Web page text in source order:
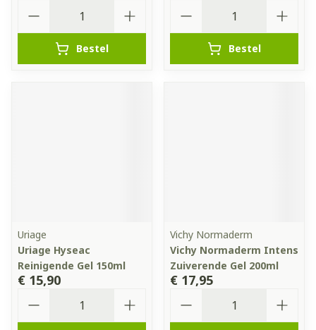
Bestel Bestel
Uriage
Uriage Hyseac
Reinigende Gel 150ml
€ 15,90
Vichy Normaderm
Vichy Normaderm Intens
Zuiverende Gel 200ml
€ 17,95